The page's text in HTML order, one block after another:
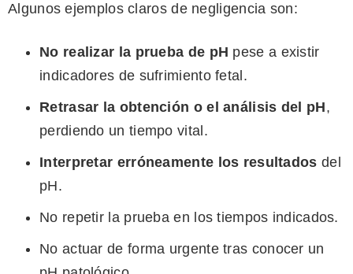
Algunos ejemplos claros de negligencia son:
No realizar la prueba de pH pese a existir
indicadores de sufrimiento fetal.
Retrasar la obtención o el análisis del pH,
perdiendo un tiempo vital.
Interpretar erróneamente los resultados del
pH.
No repetir la prueba en los tiempos indicados.
No actuar de forma urgente tras conocer un